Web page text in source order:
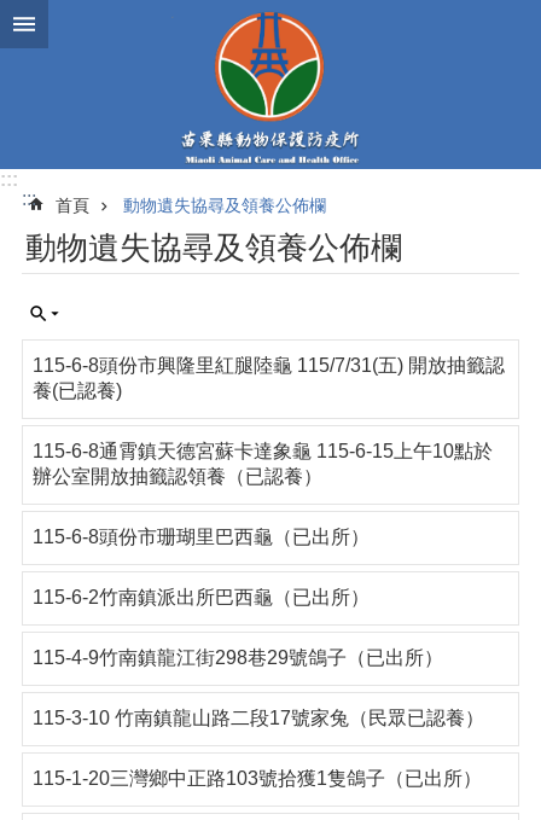
跳到主要內容區塊
:::
:::
首頁 動物遺失協尋及領養公佈欄
動物遺失協尋及領養公佈欄
115-6-8頭份市興隆里紅腿陸龜 115/7/31(五) 開放抽籤認
養(已認養)
115-6-8通霄鎮天德宮蘇卡達象龜 115-6-15上午10點於
辦公室開放抽籤認領養（已認養）
115-6-8頭份市珊瑚里巴西龜（已出所）
115-6-2竹南鎮派出所巴西龜（已出所）
115-4-9竹南鎮龍江街298巷29號鴿子（已出所）
115-3-10 竹南鎮龍山路二段17號家兔（民眾已認養）
115-1-20三灣鄉中正路103號拾獲1隻鴿子（已出所）